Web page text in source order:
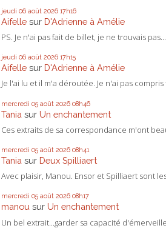
jeudi 06 août 2026 17h16
Aifelle sur D'Adrienne à Amélie
PS. Je n'ai pas fait de billet, je ne trouvais pas...
jeudi 06 août 2026 17h15
Aifelle sur D'Adrienne à Amélie
Je l'ai lu et il m'a déroutée. Je n'ai pas compris
mercredi 05 août 2026 08h46
Tania sur Un enchantement
Ces extraits de sa correspondance m'ont
mercredi 05 août 2026 08h41
Tania sur Deux Spilliaert
Avec plaisir, Manou. Ensor et Spilliaert sont
mercredi 05 août 2026 08h17
manou sur Un enchantement
Un bel extrait...garder sa capacité